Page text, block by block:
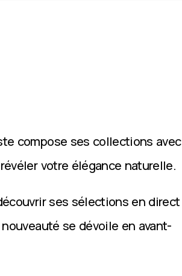
compose ses collections avec
votre élégance naturelle.
ses sélections en direct
se dévoile en avant-